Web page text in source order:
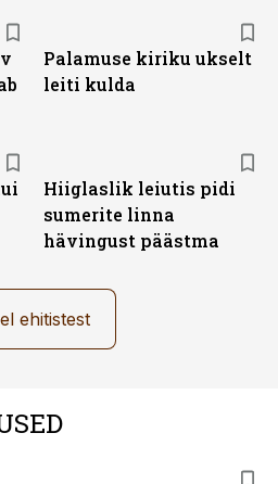
Palamuse kiriku ukselt
leiti kulda
Hiiglaslik leiutis pidi
sumerite linna
hävingust päästma
ehitistest